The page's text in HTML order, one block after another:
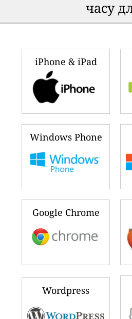
часу
iPhone & iPad
Windows Phone
Google Chrome
Wordpress